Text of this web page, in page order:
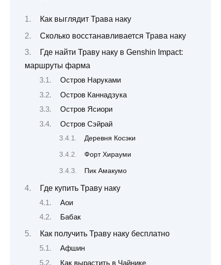
Как выглядит Трава наку
Сколько восстанавливается Трава наку
Где найти Траву наку в Genshin Impact:
маршруты фарма
Остров Наруками
Остров Каннадзука
Остров Ясиори
Остров Сэйрай
Деревня Косэки
Форт Хирауми
Пик Амакумо
Где купить Траву наку
Аои
Бабак
Как получить Траву наку бесплатно
Афшин
Как вырастить в Чайнике